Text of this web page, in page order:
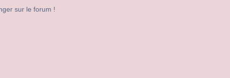
sur le forum !